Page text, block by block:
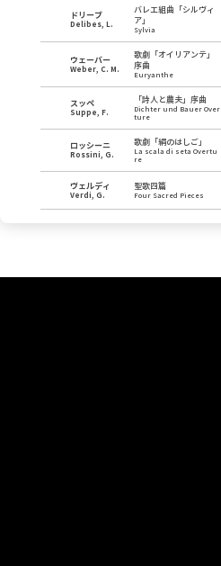
ドリーブ
Delibes, L.
バレエ組曲「シルヴィ
ア」
Sylvia
ウェーバー
Weber, C. M.
歌劇「オイリアンテ」
序曲
Euryanthe
スッペ
Suppe, F.
「詩人と農夫」序曲
Dichter und Bauer Over
ture
ロッシーニ
Rossini, G.
歌劇「絹のはしご」
La scala di seta Overtu
re
ヴェルディ
Verdi, G.
聖歌四篇
Four Sacred Pieces